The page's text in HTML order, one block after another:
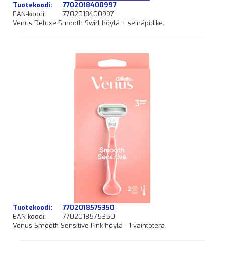
Tuotekoodi:
7702018400997
EAN-koodi:
7702018400997
Venus Deluxe Smooth Swirl höylä + seinäpidike.
Tuotekoodi:
7702018575350
EAN-koodi:
7702018575350
Venus Smooth Sensitive Pink höylä - 1 vaihtoterä.